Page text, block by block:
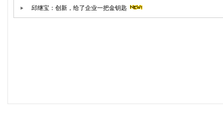
邱继宝：创新，给了企业一把金钥匙